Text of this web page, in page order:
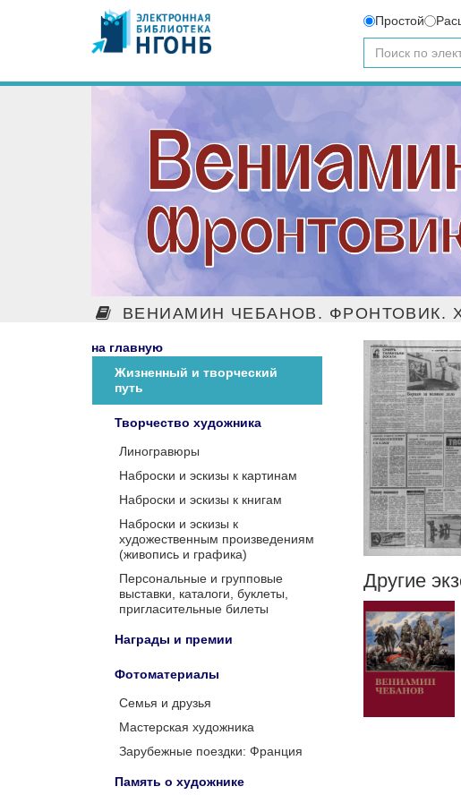
Простой
ВЕНИАМИН ЧЕБАНОВ. ФРОНТОВИК.
на главную
Жизненный и творческий
путь
Творчество художника
Линогравюры
Наброски и эскизы к картинам
Наброски и эскизы к книгам
Наброски и эскизы к
художественным произведениям
(живопись и графика)
Персональные и групповые
выставки, каталоги, буклеты,
пригласительные билеты
Награды и премии
Фотоматериалы
Семья и друзья
Мастерская художника
Зарубежные поездки: Франция
Память о художнике
Другие